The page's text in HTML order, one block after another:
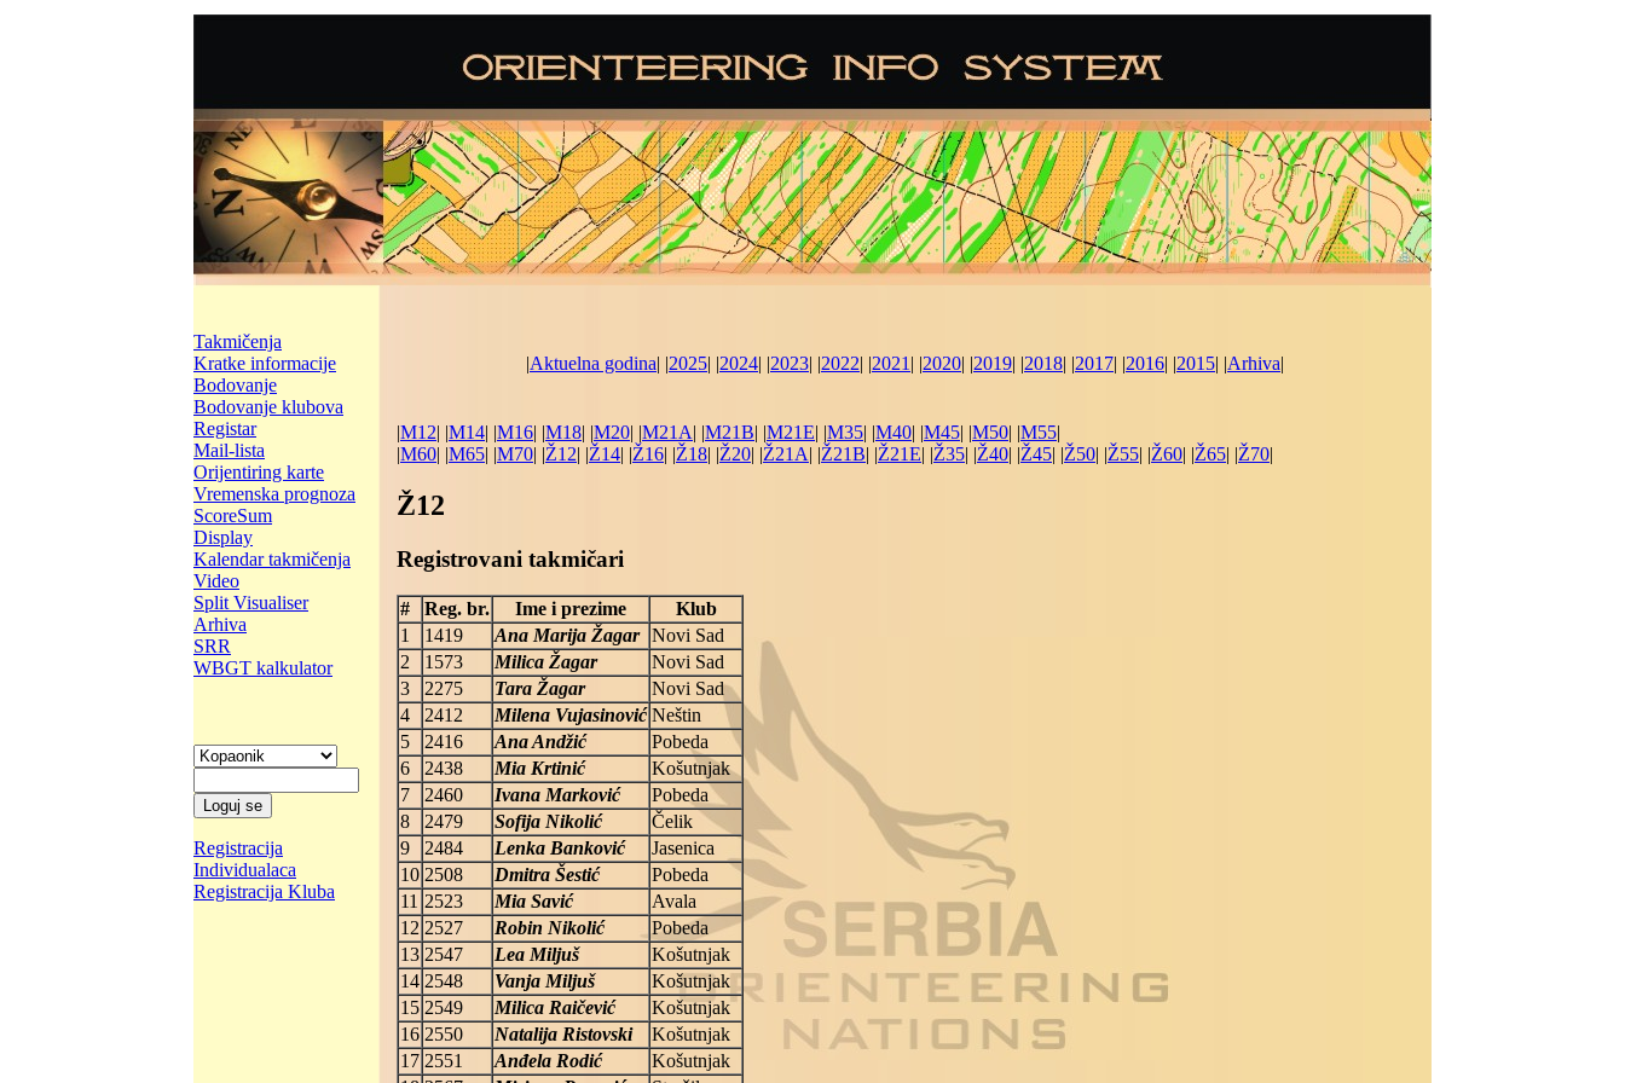
Takmičenja
Kratke informacije
Bodovanje
Bodovanje klubova
Registar
Mail-lista
Orijentiring karte
Vremenska prognoza
ScoreSum
Display
Kalendar takmičenja
Video
Split Visualiser
Arhiva
SRR
WBGT kalkulator
Registracija
Individualaca
Registracija Kluba
|Aktuelna godina| |2025| |2024| |2023| |2022| |2021 | |2020| |2019| |2018| |2017| |2016| |2015| |Arhiva|
|M12| |M14| |M16| |M18| |M20| |M21A| |M21B| |M21E| |M35| |M40| |M45| |M50| |M55|
|M60| |M65| |M70| |Ž12| |Ž14| |Ž16| |Ž18| |Ž20| |Ž21A| |Ž21B| |Ž21E| |Ž35| |Ž40| |Ž45| |Ž50| |Ž55| |Ž60| |Ž65| |Ž70|
Ž12
Registrovani takmičari
# Reg. br. Ime i prezime
Klub
1
1419 Ana Marija Žagar Novi Sad
2
1573 Milica Žagar
Novi Sad
3
2275 Tara Žagar
Novi Sad
4
2412 Milena Vujasinović Neštin
5
2416 Ana Andžić
Pobeda
6
2438 Mia Krtinić
Košutnjak
7
2460 Ivana Marković
Pobeda
8
2479 Sofija Nikolić
Čelik
9
2484 Lenka Banković
Jasenica
10 2508 Dmitra Šestić
Pobeda
11 2523 Mia Savić
Avala
12 2527 Robin Nikolić
Pobeda
13 2547 Lea Miljuš
Košutnjak
14 2548 Vanja Miljuš
Košutnjak
15 2549 Milica Raičević
Košutnjak
16 2550 Natalija Ristovski
Košutnjak
17 2551 Anđela Rodić
Košutnjak